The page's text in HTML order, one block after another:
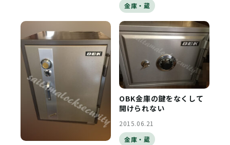
金庫・蔵
OBK金庫の鍵をなくして
開けられない
2015.06.21
金庫・蔵